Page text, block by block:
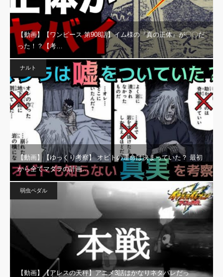
【動画】【ワンピース 第908話】イム様の『真の正体』が〇〇だ
った！？【考…
ナルト
【動画】【ゆっくり考察】 オビトの運命は決まっていた？ 最初
から全てマダラの計画…
弱虫ペダル
【動画】【アレスの天秤】アニメ3話はかなりネタバレだっ